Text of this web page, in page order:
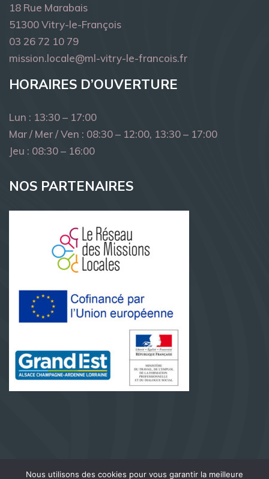
18 Rue Marabais
51300 Vitry-le-François
03 26 72 10 79
mission.locale@ml-vitry-le-francois.fr
HORAIRES D’OUVERTURE
Lun : 13:30 – 17:00
Mar / Mer / Ven : 08:30 – 12:00, 13:30 – 17:00
Jeu : 08:30 – 16:00
NOS PARTENAIRES
www.ml-vitry-le-francois.fr © 2021 . Tous droits
Nous utilisons des cookies pour vous garantir la meilleure